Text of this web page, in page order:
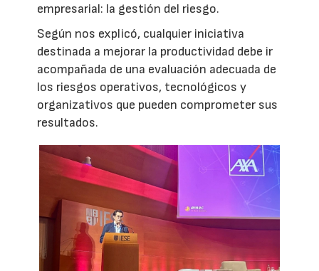
empresarial: la gestión del riesgo.
Según nos explicó, cualquier iniciativa
destinada a mejorar la productividad debe ir
acompañada de una evaluación adecuada de
los riesgos operativos, tecnológicos y
organizativos que pueden comprometer sus
resultados.